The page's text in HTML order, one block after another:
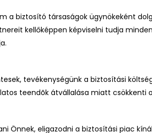
a biztosító társaságok ügynökeként
kellőképpen képviselni tudja
tevékenységünk a biztosítási
teendõk átvállalása miatt csökkenti
Önnek, eligazodni a biztosítási piac